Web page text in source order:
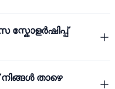
സ്കോളർഷിപ്പ്
താഴെ